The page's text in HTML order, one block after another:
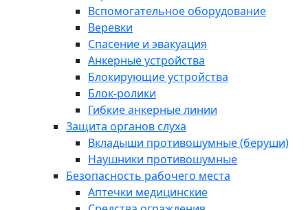
Вспомогательное оборудование
Веревки
Спасение и эвакуация
Анкерные устройства
Блокирующие устройства
Блок-ролики
Гибкие анкерные линии
Защита органов слуха
Вкладыши противошумные (беруши)
Наушники противошумные
Безопасность рабочего места
Аптечки медицинские